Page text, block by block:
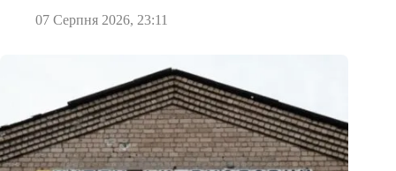
07 Серпня 2026, 23:11